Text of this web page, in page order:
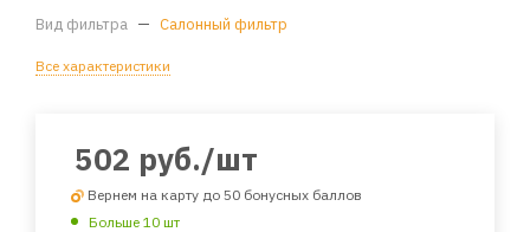
Вид фильтра — Салонный фильтр
Все характеристики
502 руб./шт
Вернем на карту до 50 бонусных баллов
Больше 10 шт